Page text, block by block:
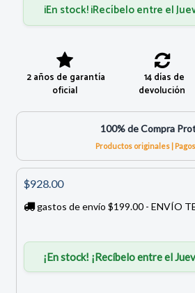
¡En stock! ¡Recíbelo entre el
2 años de garantía
oficial
14 días de
devolución
100% de Compra
Productos originales |
$928.00
gastos de envío $199.00 - ENVÍO
¡En stock! ¡Recíbelo entre el